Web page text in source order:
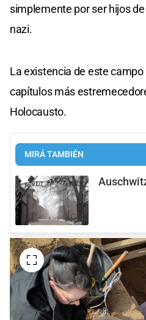
simplemente por ser hijos
nazi.
La existencia de este
capítulos más
Holocausto.
MIRÁ TAMBIÉN